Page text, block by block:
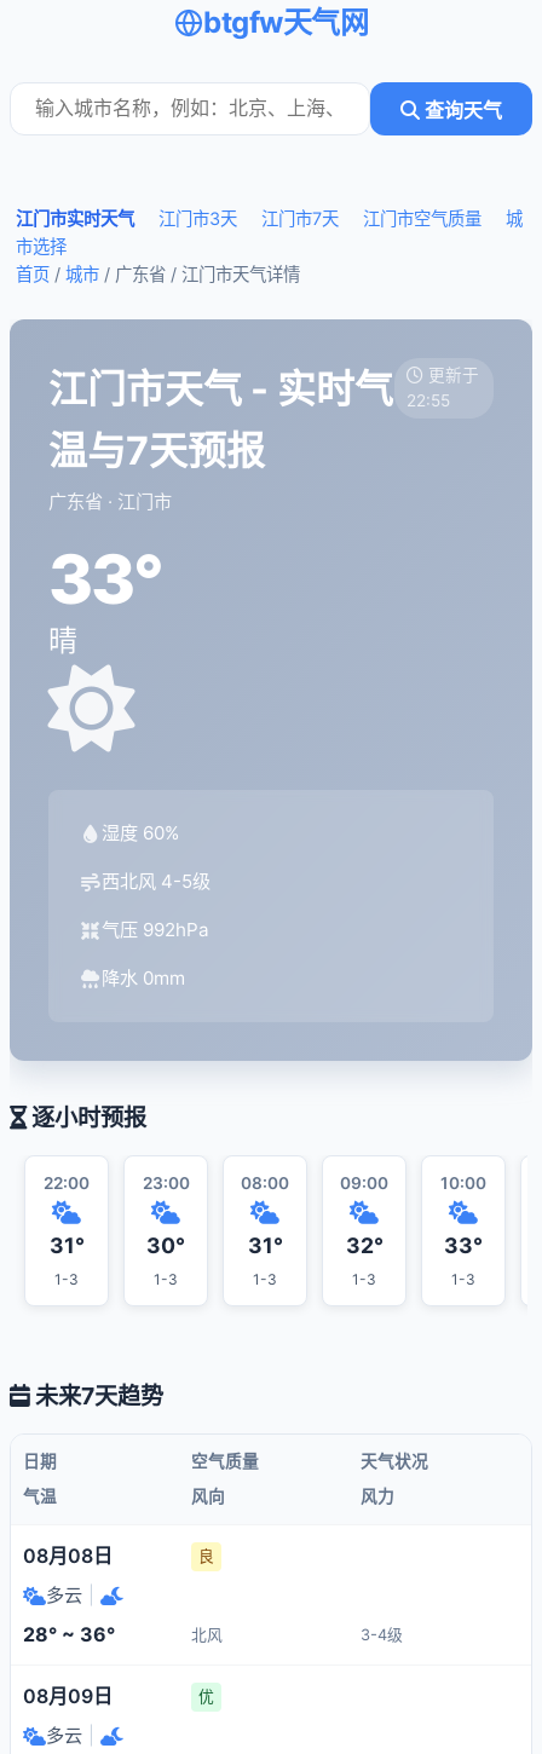
btgfw天气网
查询天气
江门市实时天气 江门市3天 江门市7天 江门市空气质量
城
市选择
首页 / 城市 / 广东省 / 江门市天气详情
江门市天气 - 实时气
温与7天预报
广东省 · 江门市
更新于
22:55
33°
晴
湿度 60%
西北风 4-5级
气压 992hPa
降水 0mm
逐小时预报
22:00
31°
1-3
23:00
30°
1-3
08:00
31°
1-3
09:00
32°
1-3
10:00
33°
1-3
未来7天趋势
日期 空气质量
天气状况
气温
风向 风力
08月08日 良
多云
28° ~ 36° 北风 3-4级
08月09日 优
多云